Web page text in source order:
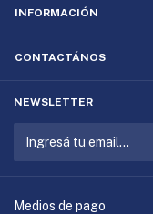
INFORMACIÓN
CONTACTÁNOS
NEWSLETTER
Medios de pago